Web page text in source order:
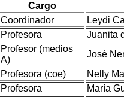
Cargo
Coordinador
Leydi
Profesora
Juanita
Profesor (medios
A)
José
Profesora (coe)
Nelly
Profesora
María